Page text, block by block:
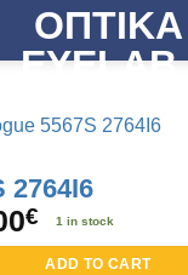
2764I6
€ 1 in stock
ADD TO CART